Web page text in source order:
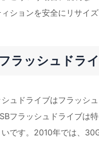
ションを安全にリサイズ
ラッシュドラ
ュドライブはフラッシ
フラッシュドライブは
です。2010年では、